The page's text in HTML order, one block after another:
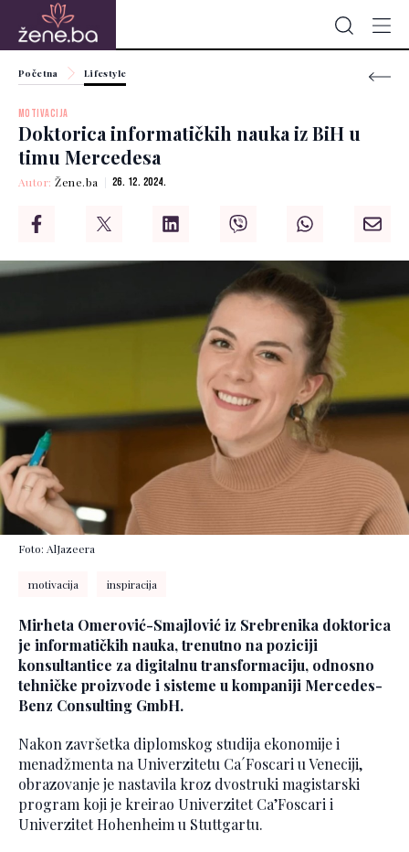
Početna Lifestyle
MOTIVACIJA
Doktorica informatičkih nauka iz BiH u
timu Mercedesa
Autor:Žene.ba 26. 12. 2024.
Foto: AlJazeera
motivacija inspiracija
Mirheta Omerović-Smajlović iz Srebrenika doktorica
je informatičkih nauka, trenutno na poziciji
konsultantice za digitalnu transformaciju, odnosno
tehničke proizvode i sisteme u kompaniji Mercedes-
Benz Consulting GmbH.
Nakon završetka diplomskog studija ekonomije i
menadžmenta na Univerzitetu Ca´Foscari u Veneciji,
obrazovanje je nastavila kroz dvostruki magistarski
program koji je kreirao Univerzitet Ca’Foscari i
Univerzitet Hohenheim u Stuttgartu.